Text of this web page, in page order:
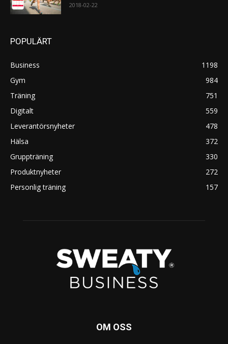
2018-02-22
POPULÄRT
Business
1198
Gym
984
Träning
751
Digitalt
559
Leverantörsnyheter
478
Hälsa
372
Gruppträning
330
Produktnyheter
272
Personlig träning
157
OM OSS